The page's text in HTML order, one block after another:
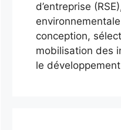
d’entreprise
conception,
mobilisation des
le